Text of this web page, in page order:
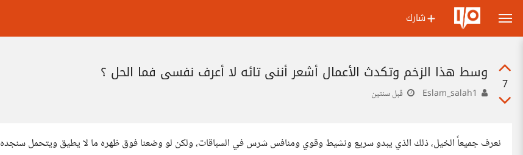
شارك
7
وسط هذا الزخم وتكدث الأعمال أشعر أنني تائه لا أعرف نفسي فما الحل ؟
قبل سنتين
نعرف جميعاً الخيل، ذلك الذي يبدو سريع ونشيط وقوي ومنافس شرس في السباقات، ولكن لو وضعنا فوق ظهره ما لا يطيق ويتحمل سنجده